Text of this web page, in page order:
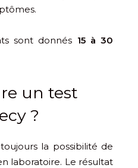
sont donnés 15 à 30
un test
?
la possibilité de
laboratoire. Le résultat